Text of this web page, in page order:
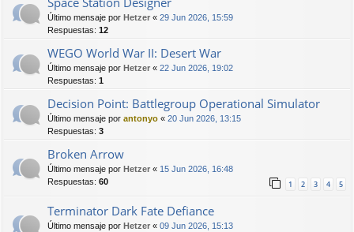
Último mensaje por Hetzer « 29 Jun 2026, 15:59
Respuestas: 12
WEGO World War II: Desert War
Último mensaje por Hetzer « 22 Jun 2026, 19:02
Respuestas: 1
Decision Point: Battlegroup Operational Simulator
Último mensaje por antonyo « 20 Jun 2026, 13:15
Respuestas: 3
Broken Arrow
Último mensaje por Hetzer « 15 Jun 2026, 16:48
Respuestas: 60 1 2 3 4 5
Terminator Dark Fate Defiance
Último mensaje por Hetzer « 09 Jun 2026, 15:13